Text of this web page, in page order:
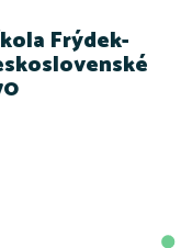
Frýdek-